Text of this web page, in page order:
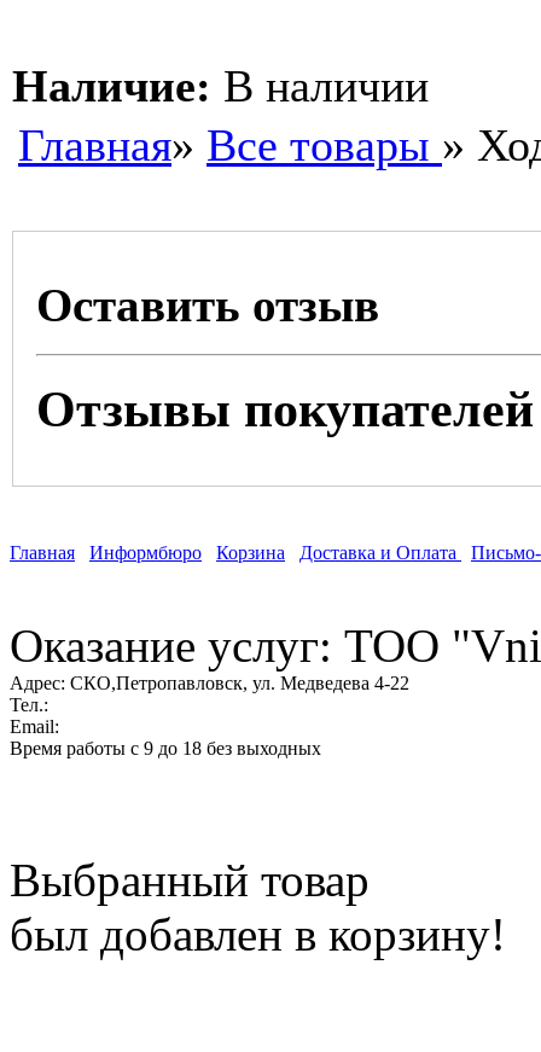
Наличие: В наличии
Главная» Все товары »
Оставить отзыв
Отзывы покупателей
Главная Информбюро Корзина Доставка и Оплата
Оказание услуг: ТОО
Адрес: СКО,Петропавловск, ул. Медведева 4-22
Тел.:
Email:
Время работы с 9 до 18 без выходных
Выбранный товар
был добавлен в корзину!